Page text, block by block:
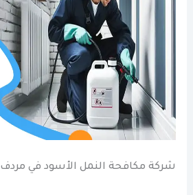
شركة مكافحة النمل الأسود في مردف